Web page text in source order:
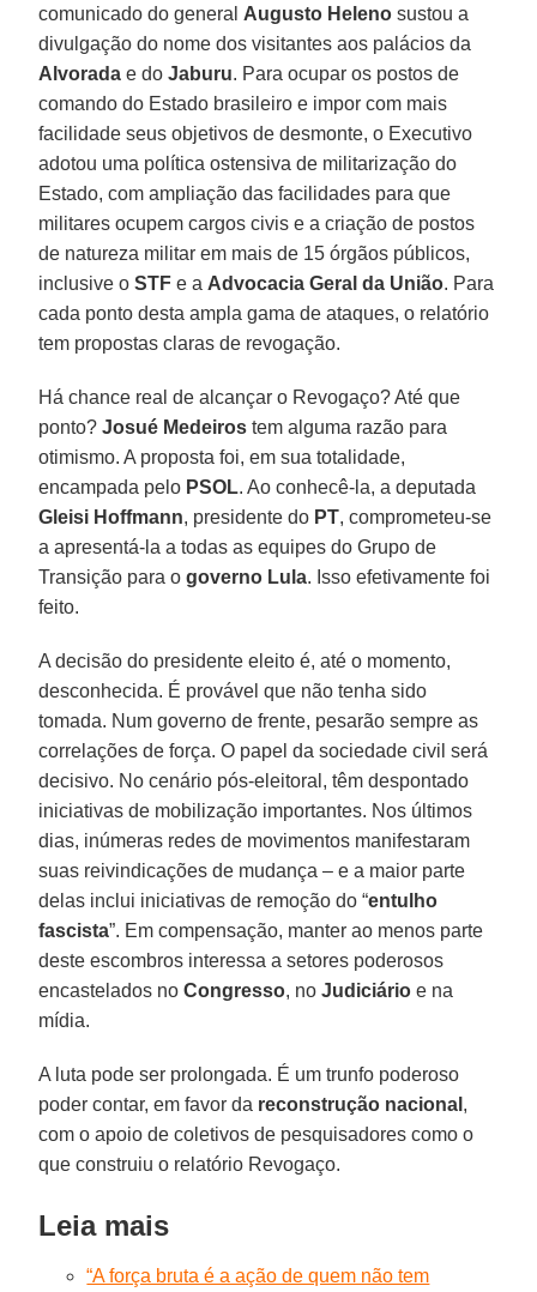
comunicado do general Augusto Heleno sustou a
divulgação do nome dos visitantes aos palácios da
Alvorada e doJaburu. Para ocupar os postos de
comando do Estado brasileiro e impor com mais
facilidade seus objetivos de desmonte, o Executivo
adotou uma política ostensiva de militarização do
Estado, com ampliação das facilidades para que
militares ocupem cargos civis e a criação de postos
de natureza militar em mais de 15 órgãos públicos,
inclusive oSTF e a Advocacia Geral da União. Para
cada ponto desta ampla gama de ataques, o relatório
tem propostas claras de revogação.
Há chance real de alcançar o Revogaço? Até que
ponto?Josué Medeiros tem alguma razão para
otimismo. A proposta foi, em sua totalidade,
encampada pelo PSOL. Ao conhecê-la, a deputada
Gleisi Hoffmann, presidente do PT, comprometeu-se
a apresentá-la a todas as equipes do Grupo de
Transição para ogoverno Lula. Isso efetivamente foi
feito.
A decisão do presidente eleito é, até o momento,
desconhecida. É provável que não tenha sido
tomada. Num governo de frente, pesarão sempre as
correlações de força. O papel da sociedade civil será
decisivo. No cenário pós-eleitoral, têm despontado
iniciativas de mobilização importantes. Nos últimos
dias, inúmeras redes de movimentos manifestaram
suas reivindicações de mudança – e a maior parte
delas inclui iniciativas de remoção do “entulho
fascista”. Em compensação, manter ao menos parte
deste escombros interessa a setores poderosos
encastelados noCongresso, noJudiciário e na
mídia.
A luta pode ser prolongada. É um trunfo poderoso
poder contar, em favor da reconstrução nacional ,
com o apoio de coletivos de pesquisadores como o
que construiu o relatório Revogaço.
Leia mais
“A força bruta é a ação de quem não tem